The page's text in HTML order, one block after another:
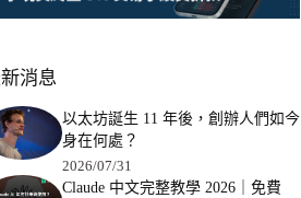
消息
以太坊誕生 11 年後，創辦人們如今
身在何處？
2026/07/31
Claude 中文完整教學 2026｜免費